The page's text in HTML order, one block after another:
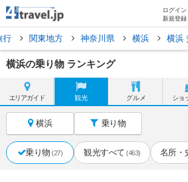
ログイン
新規登録
行 関東地方 神奈川県 横浜 横浜
横浜の乗り物 ランキング
エリアガイド 観光 グルメ ショ
横浜 乗り物
乗り物 (27) 観光すべて (463) 名所・